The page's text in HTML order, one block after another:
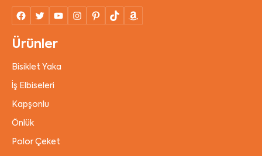
Ürünler
Bisiklet Yaka
İş Elbiseleri
Kapşonlu
Önlük
Polor Çeket